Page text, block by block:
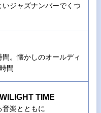
ジャズナンバーでくつ
。懐かしのオールディ
間
TIME
楽とともに